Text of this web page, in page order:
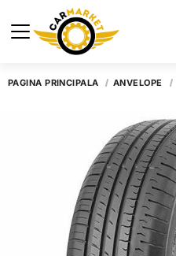
PAGINA PRINCIPALĂ ANVELOPE